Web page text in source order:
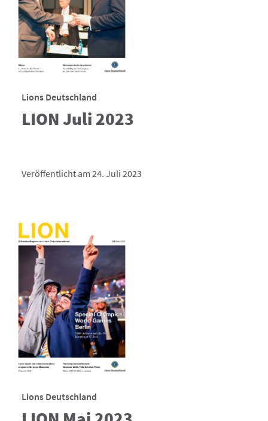
Lions Deutschland
LION Juli 2023
Veröffentlicht am 24. Juli 2023
Lions Deutschland